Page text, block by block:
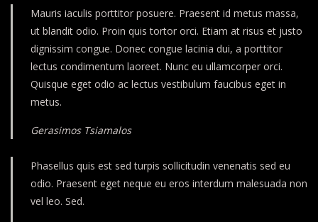
Mauris iaculis porttitor posuere. Praesent id metus massa,
ut blandit odio. Proin quis tortor orci. Etiam at risus et justo
dignissim congue. Donec congue lacinia dui, a porttitor
lectus condimentum laoreet. Nunc eu ullamcorper orci.
Quisque eget odio ac lectus vestibulum faucibus eget in
metus.
Gerasimos Tsiamalos
Phasellus quis est sed turpis sollicitudin venenatis sed eu
odio. Praesent eget neque eu eros interdum malesuada non
vel leo. Sed.